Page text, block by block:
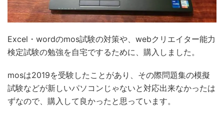
Excel・wordのmos試験の対策や、webクリエイター能力
検定試験の勉強を自宅でするために、購入しました。
mosは2019を受験したことがあり、その際問題集の模擬
試験などが新しいパソコンじゃないと対応出来なかったは
ずなので、購入して良かったと思っています。